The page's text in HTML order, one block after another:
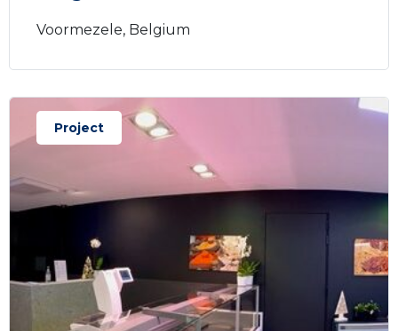
Voormezele, Belgium
Project